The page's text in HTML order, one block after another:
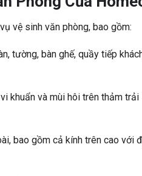
vệ sinh văn phòng, bao gồm:
tường, bàn ghế, quầy tiếp
khuẩn và mùi hôi trên thảm
bao gồm cả kính trên cao với